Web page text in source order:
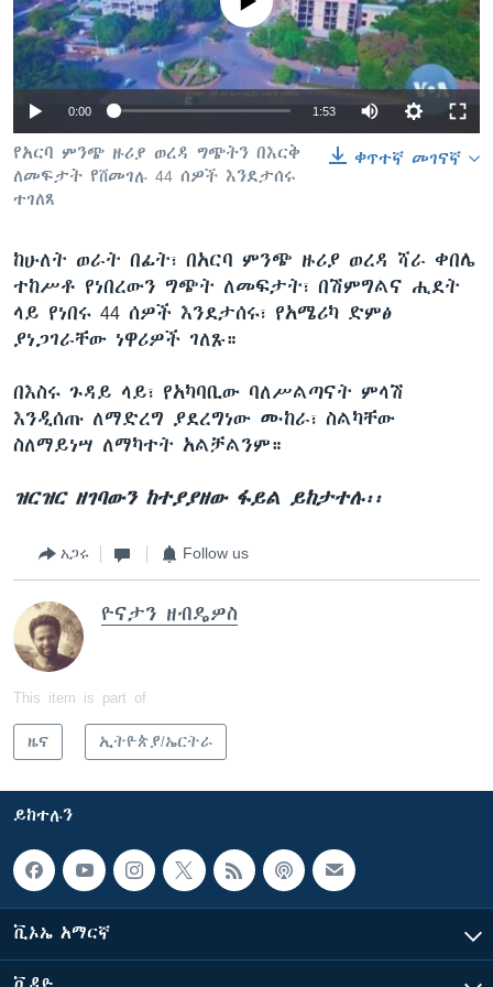
ቋንቋዎች
0:00 1:53
ቀጥተኛ መገናኛ
የአርባ ምንጭ ዙሪያ ወረዳ ግጭትን በእርቅ
ለመፍታት የሸመገሉ 44 ሰዎች እንደታሰሩ
ተገለጸ
ከሁለት ወራት በፊት፣ በአርባ ምንጭ ዙሪያ ወረዳ ሻራ ቀበሌ
ተከሥቶ የነበረውን ግጭት ለመፍታት፣ በሽምግልና ሒደት
ላይ የነበሩ 44 ሰዎች እንደታሰሩ፣ የአሜሪካ ድምፅ
ያነጋገራቸው ነዋሪዎች ገለጹ።
በእስሩ ጉዳይ ላይ፣ የአካባቢው ባለሥልጣናት ምላሽ
እንዲሰጡ ለማድረግ ያደረግነው ሙከራ፣ ስልካቸው
ስለማይነሣ ለማካተት አልቻልንም።
ዝርዝር ዘገባውን ከተያያዘው ፋይል ይከታተሉ፡፡
አጋሩ Follow us
ዮናታን ዘብዴዎስ
This item is part of
ዜና ኢትዮጵያ/ኤርትራ
ይከተሉን
ቪኦኤ አማርኛ